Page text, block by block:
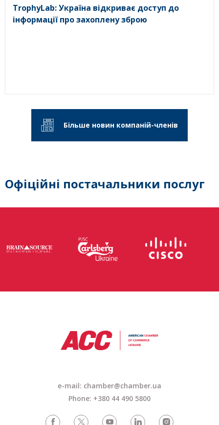
TrophyLab: Україна відкриває доступ до
інформації про захоплену зброю
Більше новин компаній-членів
Офіційні постачальники послуг
e-mail: chamber@chamber.ua
Phone: +380 44 490 5800